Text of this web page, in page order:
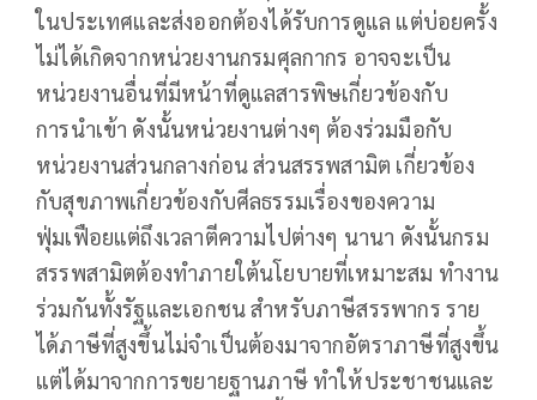
ในประเทศและส่งออกต้องได้รับการดูแล แต่บ่อยครั้ง
ไม่ได้เกิดจากหน่วยงานกรมศุลกากร อาจจะเป็น
หน่วยงานอื่นที่มีหน้าที่ดูแลสารพิษเกี่ยวข้องกับ
การนำเข้า ดังนั้นหน่วยงานต่างๆ ต้องร่วมมือกับ
หน่วยงานส่วนกลางก่อน ส่วนสรรพสามิต เกี่ยวข้อง
กับสุขภาพเกี่ยวข้องกับศีลธรรมเรื่องของความ
ฟุ่มเฟือยแต่ถึงเวลาตีความไปต่างๆ นานา ดังนั้นกรม
สรรพสามิตต้องทำภายใต้นโยบายที่เหมาะสม ทำงาน
ร่วมกันทั้งรัฐและเอกชน สำหรับภาษีสรรพากร ราย
ได้ภาษีที่สูงขึ้นไม่จำเป็นต้องมาจากอัตราภาษีที่สูงขึ้น
แต่ได้มาจากการขยายฐานภาษี ทำให้ประชาชนและ